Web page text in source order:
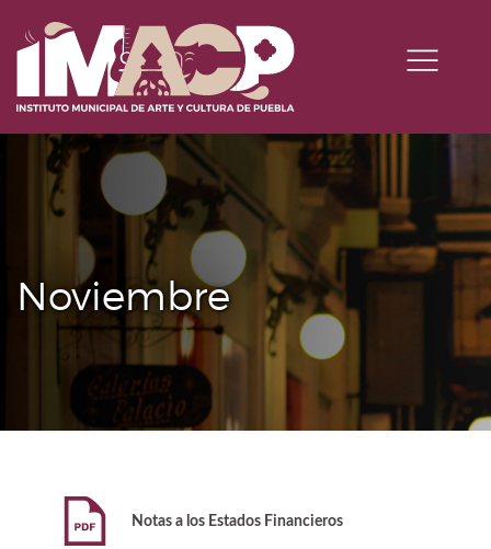
Noviembre
Notas a los Estados Financieros